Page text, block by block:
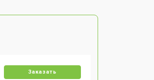
Заказать